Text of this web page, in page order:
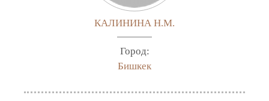
КАЛИНИНА Н.М.
Город:
Бишкек